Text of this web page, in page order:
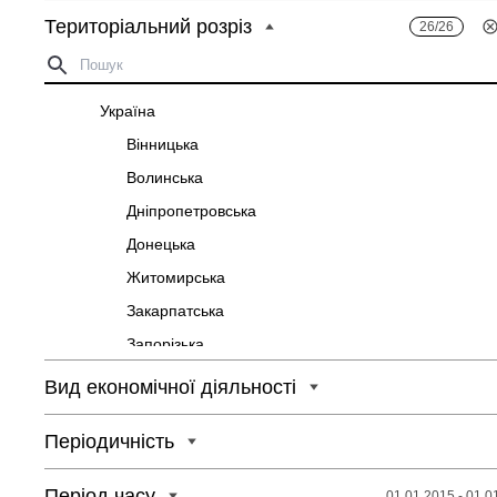
Територіальний розріз 26/26
Україна
Вінницька
Волинська
Дніпропетровська
Донецька
Житомирська
Закарпатська
Запорізька
Івано-Франківська
Київська
Кіровоградська
Вид економічної діяльності
Періодичність